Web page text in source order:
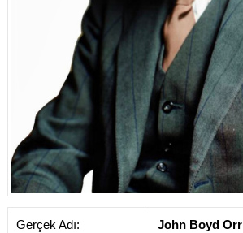
Gerçek Adı: John Boyd Orr